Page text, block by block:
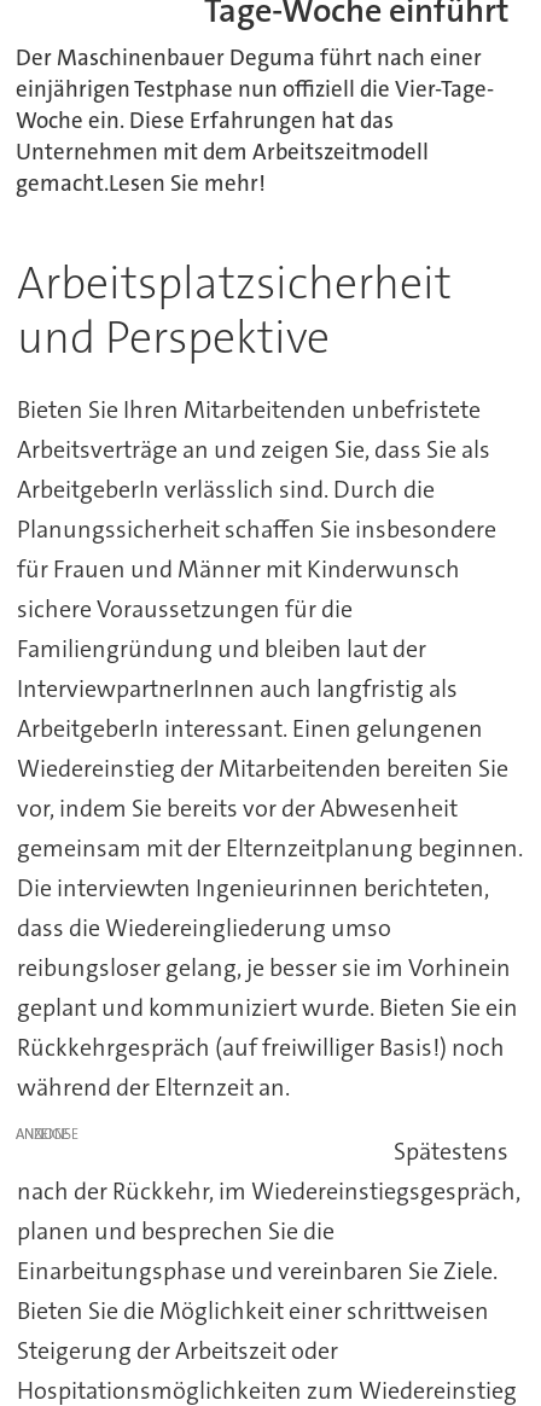
Tage-Woche einführt
Der Maschinenbauer Deguma führt nach einer
einjährigen Testphase nun offiziell die Vier-Tage-
Woche ein. Diese Erfahrungen hat das
Unternehmen mit dem Arbeitszeitmodell
gemacht.Lesen Sie mehr!
Arbeitsplatzsicherheit
und Perspektive
Bieten Sie Ihren Mitarbeitenden unbefristete
Arbeitsverträge an und zeigen Sie, dass Sie als
ArbeitgeberIn verlässlich sind. Durch die
Planungssicherheit schaffen Sie insbesondere
für Frauen und Männer mit Kinderwunsch
sichere Voraussetzungen für die
Familiengründung und bleiben laut der
InterviewpartnerInnen auch langfristig als
ArbeitgeberIn interessant. Einen gelungenen
Wiedereinstieg der Mitarbeitenden bereiten Sie
vor, indem Sie bereits vor der Abwesenheit
gemeinsam mit der Elternzeitplanung beginnen.
Die interviewten Ingenieurinnen berichteten,
dass die Wiedereingliederung umso
reibungsloser gelang, je besser sie im Vorhinein
geplant und kommuniziert wurde. Bieten Sie ein
Rückkehrgespräch (auf freiwilliger Basis!) noch
während der Elternzeit an.
ANZEIGE
Spätestens
nach der Rückkehr, im Wiedereinstiegsgespräch,
planen und besprechen Sie die
Einarbeitungsphase und vereinbaren Sie Ziele.
Bieten Sie die Möglichkeit einer schrittweisen
Steigerung der Arbeitszeit oder
Hospitationsmöglichkeiten zum Wiedereinstieg